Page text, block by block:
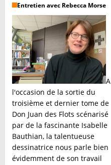
Entretien avec Rebecca Morse
A
l'occasion de la sortie du
troisième et dernier tome de
Don Juan des Flots scénarisé
par de la fascinante Isabelle
Bauthian, la talentueuse
dessinatrice nous parle bien
évidemment de son travail